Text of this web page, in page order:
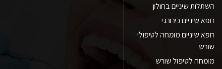
השתלות שיניים בחולון
רופא שיניים כירורגי
רופא שיניים מומחה לטיפולי
שורש
מומחה לטיפול שורש